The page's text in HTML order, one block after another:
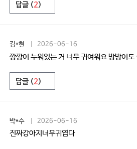
답글 (2)
김*현 | 2026-06-16
깡깡이 누워있는 거 너무 귀여워요 방방이
답글 (2)
박*수 | 2026-06-16
진짜강아지너무귀엽다